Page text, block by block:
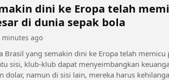
dini ke Eropa telah
di dunia sepak bola
minutes ago
Brasil yang semakin dini ke Eropa telah memicu
sisi, klub-klub dapat menyeimbangkan
dolar, namun di sisi lain, mereka harus